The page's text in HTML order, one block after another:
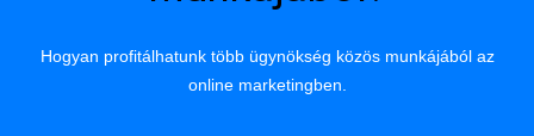
Hogyan profitálhatunk több ügynökség közös munkájából az
online marketingben.